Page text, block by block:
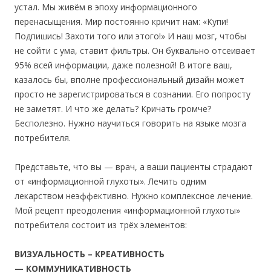
устал. Мы живём в эпоху информационного
перенасыщения. Мир постоянно кричит нам: «Купи!
Подпишись! Захоти того или этого!» И наш мозг, чтобы
не сойти с ума, ставит фильтры. Он буквально отсеивает
95% всей информации, даже полезной! В итоге ваш,
казалось бы, вполне профессиональный дизайн может
просто не зарегистрироваться в сознании. Его попросту
не заметят. И что же делать? Кричать громче?
Бесполезно. Нужно научиться говорить на языке мозга
потребителя.
Представьте, что вы — врач, а ваши пациенты страдают
от «информационной глухоты». Лечить одним
лекарством неэффективно. Нужно комплексное лечение.
Мой рецепт преодоления «информационной глухоты»
потребителя состоит из трёх элементов:
ВИЗУАЛЬНОСТЬ – КРЕАТИВНОСТЬ
— КОММУНИКАТИВНОСТЬ